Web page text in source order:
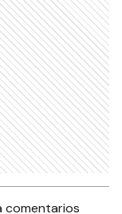
comentarios